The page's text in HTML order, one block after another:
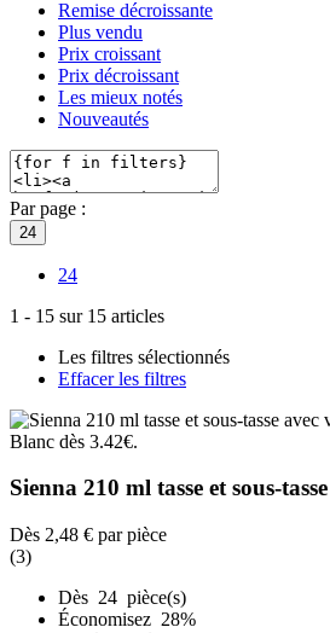
Remise décroissante
Plus vendu
Prix croissant
Prix décroissant
Les mieux notés
Nouveautés
Par page :
24
24
1 - 15 sur 15 articles
Les filtres sélectionnés
Effacer les filtres
Sienna 210 ml tasse et sous-tasse
Dès 2,48 € par pièce
(3)
Dès 24 pièce(s)
Économisez 28%